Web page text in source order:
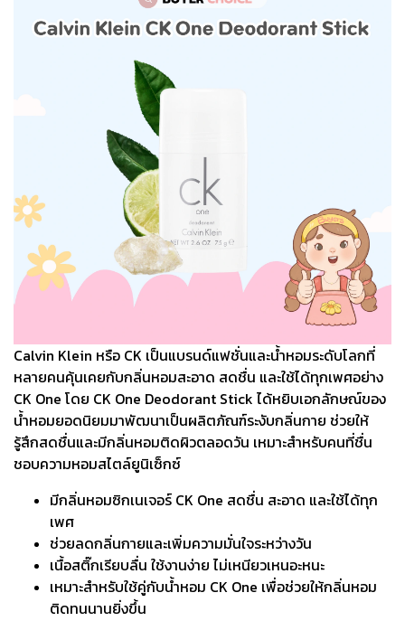
Calvin Klein หรือ CK เป็นแบรนด์แฟชั่นและน้ำหอมระดับโลกที่
หลายคนคุ้นเคยกับกลิ่นหอมสะอาด สดชื่น และใช้ได้ทุกเพศอย่าง
CK One โดย CK One Deodorant Stick ได้หยิบเอกลักษณ์ของ
น้ำหอมยอดนิยมมาพัฒนาเป็นผลิตภัณฑ์ระงับกลิ่นกาย ช่วยให้
รู้สึกสดชื่นและมีกลิ่นหอมติดผิวตลอดวัน เหมาะสำหรับคนที่ชื่น
ชอบความหอมสไตล์ยูนิเซ็กซ์
มีกลิ่นหอมซิกเนเจอร์ CK One สดชื่น สะอาด และใช้ได้ทุก
เพศ
ช่วยลดกลิ่นกายและเพิ่มความมั่นใจระหว่างวัน
เนื้อสติ๊กเรียบลื่น ใช้งานง่าย ไม่เหนียวเหนอะหนะ
เหมาะสำหรับใช้คู่กับน้ำหอม CK One เพื่อช่วยให้กลิ่นหอม
ติดทนนานยิ่งขึ้น